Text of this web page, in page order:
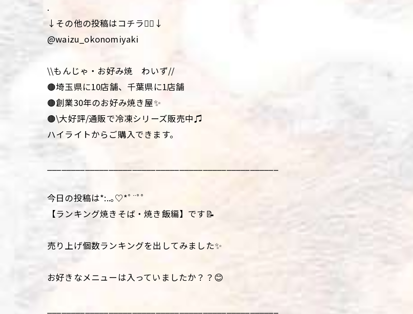
.
↓その他の投稿はコチラ💁‍♀️↓
@waizu_okonomiyaki
\\もんじゃ・お好み焼 わいず//
🟤埼玉県に10店舗、千葉県に1店舗
🟤創業30年のお好み焼き屋✨
🟤\大好評/通販で冷凍シリーズ販売中♫
ハイライトからご購入できます。
今日の投稿は*:..｡♡*ﾟ¨ﾟﾟ
【ランキング焼きそば・焼き飯編】です📝
売り上げ個数ランキングを出してみました✨
お好きなメニューは入っていましたか？？😊